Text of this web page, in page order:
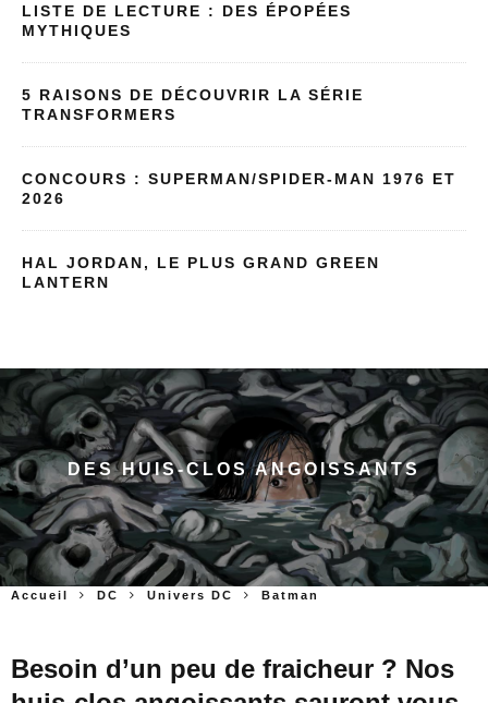
LISTE DE LECTURE : DES ÉPOPÉES
MYTHIQUES
5 RAISONS DE DÉCOUVRIR LA SÉRIE
TRANSFORMERS
CONCOURS : SUPERMAN/SPIDER-MAN 1976 ET
2026
HAL JORDAN, LE PLUS GRAND GREEN
LANTERN
DES HUIS-CLOS ANGOISSANTS
Accueil DC Univers DC Batman
Besoin d’un peu de fraicheur ? Nos